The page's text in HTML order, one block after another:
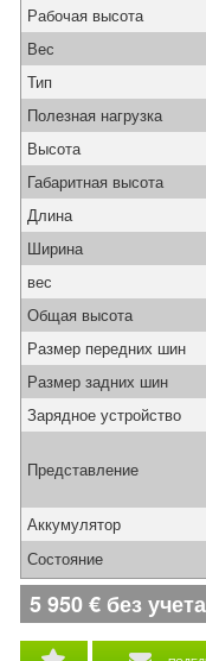
Рабочая высота
Вес
Тип
Полезная нагрузка
Высота
Габаритная высота
Длина
Ширина
вес
Общая высота
Размер передних шин
Размер задних шин
Зарядное устройство
Представление
Аккумулятор
Состояние
5 950€ без